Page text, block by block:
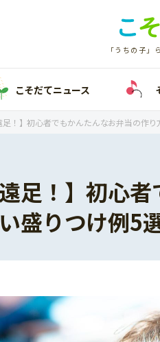
「うちの子」
こそだてニュース
足！】初心者でもかんたんなお弁当の作
足！】初心
盛りつけ例5